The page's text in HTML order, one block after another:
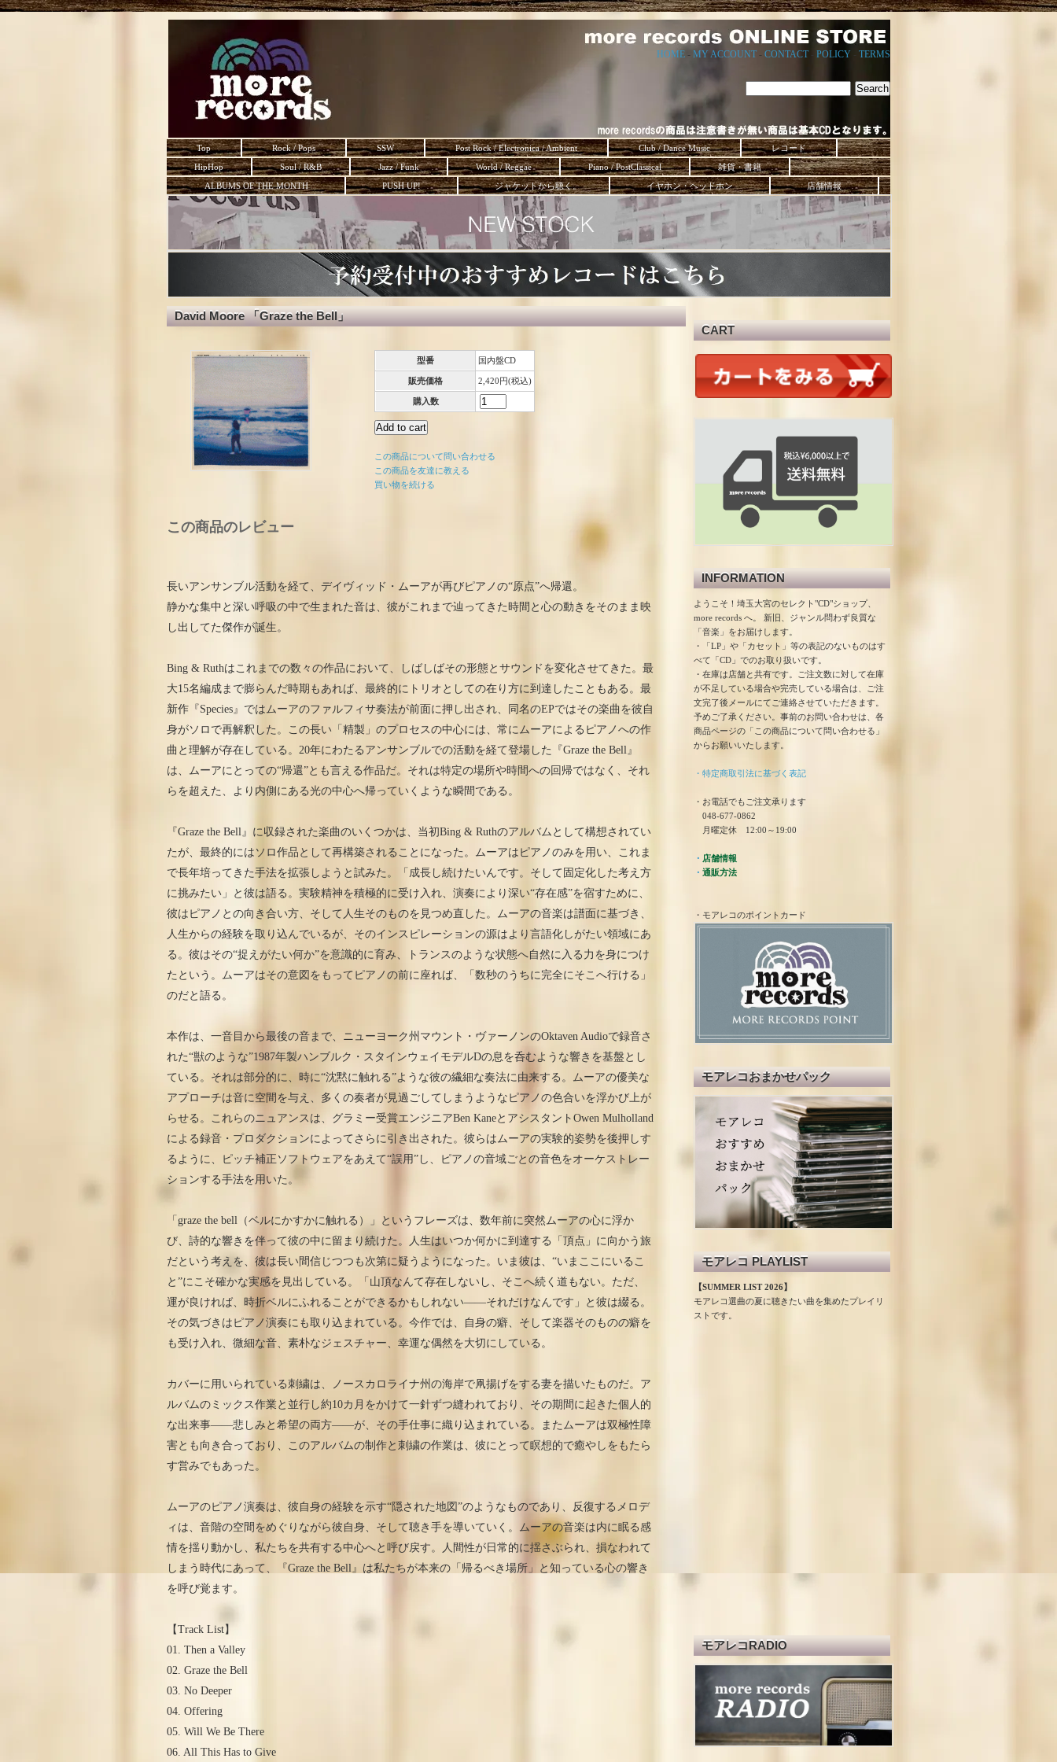
HOME - MY ACCOUNT - CONTACT- POLICY TERMS
Top Rock / Pops SSW Post Rock / Electronica / Ambient Club / Dance Music
レコード
HipHop
Soul / R&B Jazz / Funk World / Reggae Piano / PostClassical
雑貨・書籍
ALBUMS OF THE MONTH
PUSH UP! ジャケットから聴く。 イヤホン・ヘッドホン 店舗情報
David Moore 「Graze the Bell」
型番 国内盤CD
販売価格 2,420円(税込)
購入数
この商品について問い合わせる
この商品を友達に教える
買い物を続ける
この商品のレビュー
長いアンサンブル活動を経て、デイヴィッド・ムーアが再びピアノの“原点”へ帰還。
静かな集中と深い呼吸の中で生まれた音は、彼がこれまで辿ってきた時間と心の動きをそのまま映
し出してた傑作が誕生。
Bing & Ruthはこれまでの数々の作品において、しばしばその形態とサウンドを変化させてきた。最
大15名編成まで膨らんだ時期もあれば、最終的にトリオとしての在り方に到達したこともある。最
新作『Species』ではムーアのファルフィサ奏法が前面に押し出され、同名のEPではその楽曲を彼自
身がソロで再解釈した。この長い「精製」のプロセスの中心には、常にムーアによるピアノへの作
曲と理解が存在している。20年にわたるアンサンブルでの活動を経て登場した『Graze the Bell』
は、ムーアにとっての“帰還”とも言える作品だ。それは特定の場所や時間への回帰ではなく、それ
らを超えた、より内側にある光の中心へ帰っていくような瞬間である。
『Graze the Bell』に収録された楽曲のいくつかは、当初Bing & Ruthのアルバムとして構想されてい
たが、最終的にはソロ作品として再構築されることになった。ムーアはピアノのみを用い、これま
で長年培ってきた手法を拡張しようと試みた。「成長し続けたいんです。そして固定化した考え方
に挑みたい」と彼は語る。実験精神を積極的に受け入れ、演奏により深い“存在感”を宿すために、
彼はピアノとの向き合い方、そして人生そのものを見つめ直した。ムーアの音楽は譜面に基づき、
人生からの経験を取り込んでいるが、そのインスピレーションの源はより言語化しがたい領域にあ
る。彼はその“捉えがたい何か”を意識的に育み、トランスのような状態へ自然に入る力を身につけ
たという。ムーアはその意図をもってピアノの前に座れば、「数秒のうちに完全にそこへ行ける」
のだと語る。
本作は、一音目から最後の音まで、ニューヨーク州マウント・ヴァーノンのOktaven Audioで録音さ
れた“獣のような”1987年製ハンブルク・スタインウェイモデルDの息を呑むような響きを基盤とし
ている。それは部分的に、時に“沈黙に触れる”ような彼の繊細な奏法に由来する。ムーアの優美な
アプローチは音に空間を与え、多くの奏者が見過ごしてしまうようなピアノの色合いを浮かび上が
らせる。これらのニュアンスは、グラミー受賞エンジニアBen KaneとアシスタントOwen Mulholland
による録音・プロダクションによってさらに引き出された。彼らはムーアの実験的姿勢を後押しす
るように、ピッチ補正ソフトウェアをあえて“誤用”し、ピアノの音域ごとの音色をオーケストレー
ションする手法を用いた。
「graze the bell（ベルにかすかに触れる）」というフレーズは、数年前に突然ムーアの心に浮か
び、詩的な響きを伴って彼の中に留まり続けた。人生はいつか何かに到達する「頂点」に向かう旅
だという考えを、彼は長い間信じつつも次第に疑うようになった。いま彼は、“いまここにいるこ
と”にこそ確かな実感を見出している。「山頂なんて存在しないし、そこへ続く道もない。ただ、
運が良ければ、時折ベルにふれることができるかもしれない――それだけなんです」と彼は綴る。
その気づきはピアノ演奏にも取り込まれている。今作では、自身の癖、そして楽器そのものの癖を
も受け入れ、微細な音、素朴なジェスチャー、幸運な偶然を大切にしている。
カバーに用いられている刺繍は、ノースカロライナ州の海岸で凧揚げをする妻を描いたものだ。ア
ルバムのミックス作業と並行し約10カ月をかけて一針ずつ縫われており、その期間に起きた個人的
な出来事――悲しみと希望の両方――が、その手仕事に織り込まれている。またムーアは双極性障
害とも向き合っており、このアルバムの制作と刺繍の作業は、彼にとって瞑想的で癒やしをもたら
す営みでもあった。
ムーアのピアノ演奏は、彼自身の経験を示す“隠された地図”のようなものであり、反復するメロデ
ィは、音階の空間をめぐりながら彼自身、そして聴き手を導いていく。ムーアの音楽は内に眠る感
情を揺り動かし、私たちを共有する中心へと呼び戻す。人間性が日常的に揺さぶられ、損なわれて
しまう時代にあって、『Graze the Bell』は私たちが本来の「帰るべき場所」と知っている心の響き
を呼び覚ます。
【Track List】
01. Then a Valley
02. Graze the Bell
03. No Deeper
04. Offering
05. Will We Be There
06. All This Has to Give
CART
INFORMATION
ようこそ！埼玉大宮のセレクト"CD"ショップ、
more records へ。 新旧、ジャンル問わず良質な
「音楽」をお届けします。
・「LP」や「カセット」等の表記のないものはす
べて「CD」でのお取り扱いです。
・在庫は店舗と共有です。ご注文数に対して在庫
が不足している場合や完売している場合は、ご注
文完了後メールにてご連絡させていただきます。
予めご了承ください。事前のお問い合わせは、各
商品ページの「この商品について問い合わせる」
からお願いいたします。
・特定商取引法に基づく表記
・お電話でもご注文承ります
048-677-0862
月曜定休 12:00～19:00
・ 店舗情報
・ 通販方法
・モアレコのポイントカード
モアレコおまかせパック
モアレコ PLAYLIST
【SUMMER LIST 2026】
モアレコ選曲の夏に聴きたい曲を集めたプレイリ
ストです。
モアレコRADIO